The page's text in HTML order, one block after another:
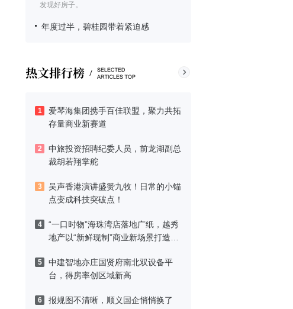
发现好房子。
年度过半，碧桂园带着紧迫感
1
爱琴海集团携手百佳联盟，聚力共拓
存量商业新赛道
2
中旅投资招聘纪委人员，前龙湖副总
裁胡若翔掌舵
3
吴声香港演讲盛赞九牧！日常的小锚
点变成科技突破点！
4
“一口时物”海珠湾店落地广纸，越秀
地产以“新鲜现制”商业新场景打造社
5
中建智地亦庄国贤府南北双设备平
台，得房率创区域新高
6 报规图不清晰，顺义国企悄悄换了